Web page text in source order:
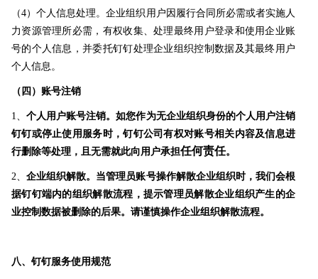
（4）个人信息处理。企业组织用户因履行合同所必需或者实施人
力资源管理所必需，有权收集、处理最终用户登录和使用企业账
号的个人信息，并委托钉钉处理企业组织控制数据及其最终用户
个人信息。
（四）账号注销
1、个人用户账号注销。如您作为无企业组织身份的个人用户注销
钉钉或停止使用服务时，钉钉公司有权对账号相关内容及信息进
行删除等处理，且无需就此向用户承担任何责任。
2、企业组织解散。当管理员账号操作解散企业组织时，我们会根
据钉钉端内的组织解散流程，提示管理员解散企业组织产生的企
业控制数据被删除的后果。请谨慎操作企业组织解散流程。
八、钉钉服务使用规范